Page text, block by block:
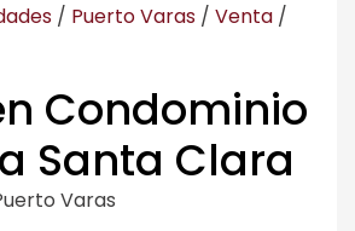
/ Puerto Varas / Venta /
Condominio
Santa Clara
Varas